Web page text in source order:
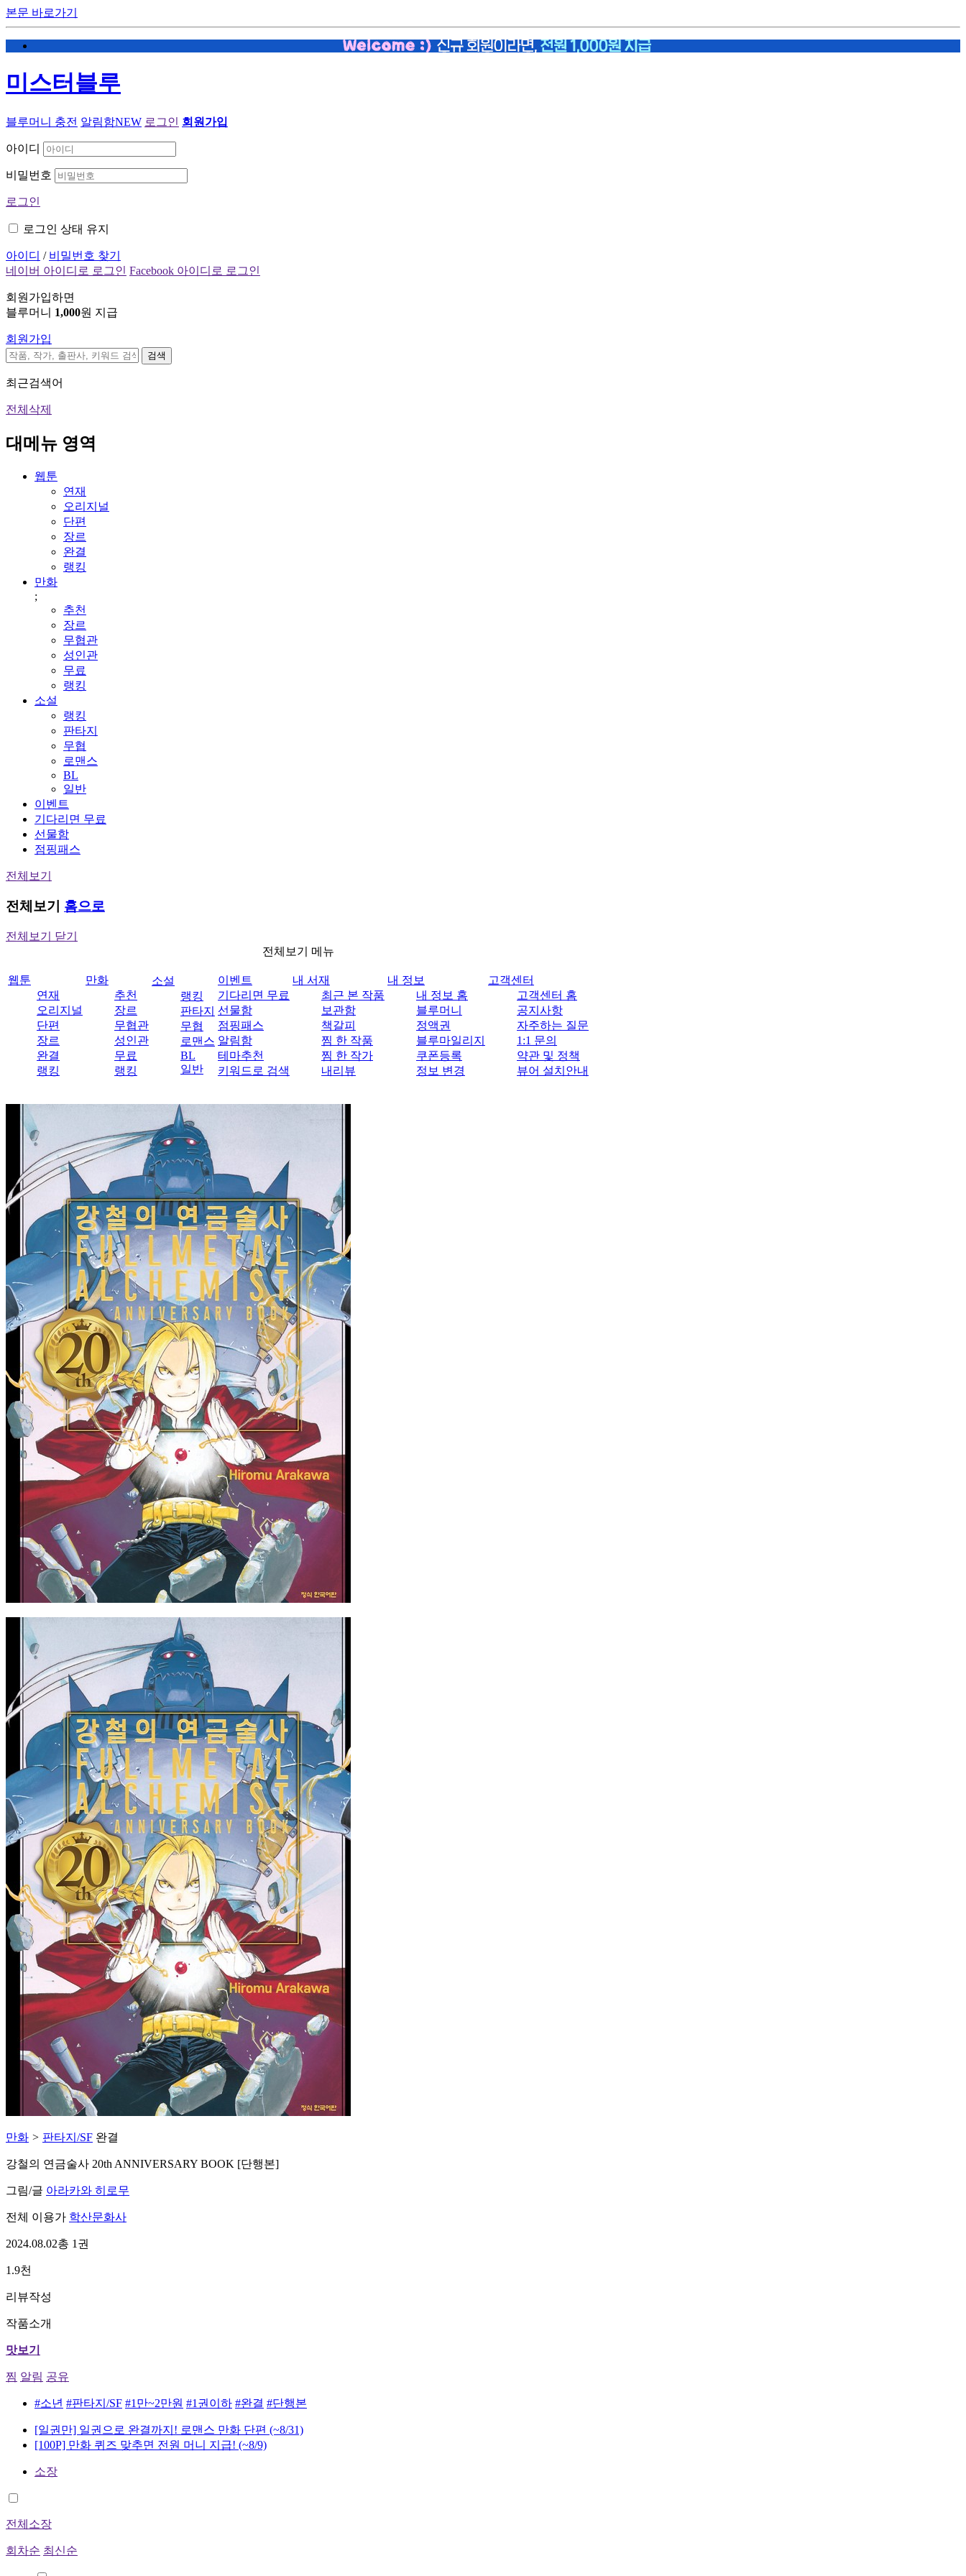
본문 바로가기
미스터블루
블루머니 충전 알림함NEW 로그인 회원가입
아이디
비밀번호
로그인
로그인 상태 유지
아이디 / 비밀번호 찾기
네이버 아이디로 로그인 Facebook 아이디로 로그인
회원가입하면
블루머니 1,000원 지급
회원가입
검색
최근검색어
전체삭제
대메뉴 영역
웹툰
연재
오리지널
단편
장르
완결
랭킹
만화
;
추천
장르
무협관
성인관
무료
랭킹
소설
랭킹
판타지
무협
로맨스
BL
일반
이벤트
기다리면 무료
선물함
점핑패스
전체보기
전체보기 홈으로
전체보기 닫기
전체보기 메뉴
웹툰
연재
오리지널
단편
장르
완결
랭킹
만화
추천
장르
무협관
성인관
무료
랭킹
소설
랭킹
판타지
무협
로맨스
BL
일반
이벤트
기다리면 무료
선물함
점핑패스
알림함
테마추천
키워드로 검색
내 서재
최근 본 작품
보관함
책갈피
찜 한 작품
찜 한 작가
내리뷰
내 정보
내 정보 홈
블루머니
정액권
블루마일리지
쿠폰등록
정보 변경
고객센터
고객센터 홈
공지사항
자주하는 질문
1:1 문의
약관 및 정책
뷰어 설치안내
만화 > 판타지/SF 완결
강철의 연금술사 20th ANNIVERSARY BOOK [단행본]
그림/글 아라카와 히로무
전체 이용가 학산문화사
2024.08.02총 1권
1.9천
리뷰작성
작품소개
맛보기
찜 알림 공유
#소년 #판타지/SF #1만~2만원 #1권이하 #완결 #단행본
[일권만] 일권으로 완결까지! 로맨스 만화 단편 (~8/31)
[100P] 만화 퀴즈 맞추면 전원 머니 지급! (~8/9)
소장
전체소장
회차순 최신순